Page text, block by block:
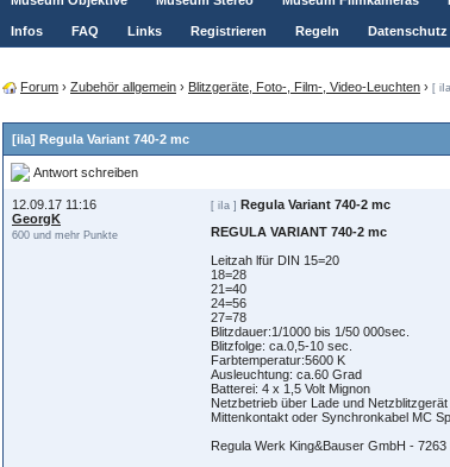
Infos FAQ Links Registrieren Regeln Datenschutz
Forum › Zubehör allgemein › Blitzgeräte, Foto-, Film-, Video-Leuchten › [
[iIa] Regula Variant 740-2 mc
Antwort schreiben
12.09.17 11:16
GeorgK
600 und mehr Punkte
[ iIa ] Regula Variant 740-2 mc
REGULA VARIANT 740-2 mc
Leitzah lfür DIN 15=20
18=28
21=40
24=56
27=78
Blitzdauer:1/1000 bis 1/50 000sec.
Blitzfolge: ca.0,5-10 sec.
Farbtemperatur:5600 K
Ausleuchtung: ca.60 Grad
Batterei: 4 x 1,5 Volt Mignon
Netzbetrieb über Lade und Netzblitzgerät
Mittenkontakt oder Synchronkabel MC
Regula Werk King&Bauser GmbH - 7263